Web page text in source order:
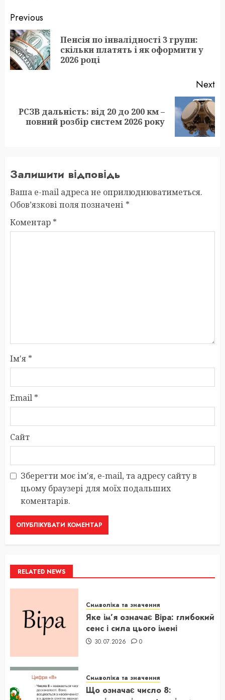
Post
navigation
Previous
Пенсія по інвалідності 3 групи:
скільки платять і як оформити у
2026 році
Next
Next
post:
РСЗВ дальність: від 20 до 200 км –
повний розбір систем 2026 року
Залишити відповідь
Ваша e-mail адреса не оприлюднюватиметься.
Обов’язкові поля позначені *
Коментар *
Ім'я *
Email *
Сайт
Зберегти моє ім'я, e-mail, та адресу сайту в
цьому браузері для моїх подальших
коментарів.
RELATED NEWS
Символіка та значення
Яке ім’я означає Віра: глибокий
сенс і сила цього імені
30.07.2026 0
Символіка та значення
Що означає число 8: